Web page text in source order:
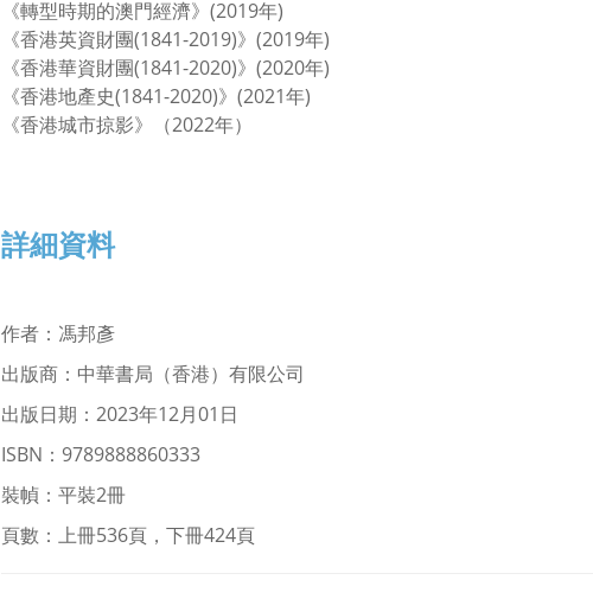
《轉型時期的澳門經濟》(2019年)
《香港英資財團(1841-2019)》(2019年)
《香港華資財團(1841-2020)》(2020年)
《香港地產史(1841-2020)》(2021年)
《香港城市掠影》（2022年）
詳細資料
作者 ： 馮邦彥
出版商：中華書局（香港）有限公司
出版日期：2023年12月01日
ISBN ：9789888860333
裝幀：平裝2冊
頁數：上冊536頁，下冊424頁